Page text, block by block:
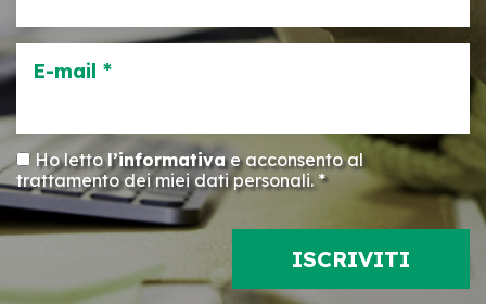
E-mail *
Ho lettol’informativae acconsento al
trattamento dei miei dati personali. *